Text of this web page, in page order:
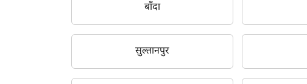
बाँदा
सुल्तानपुर